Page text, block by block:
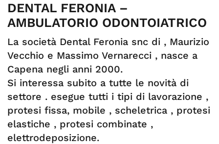
DENTAL FERONIA –
AMBULATORIO ODONTOIATRICO
La società Dental Feronia snc di , Maurizio
Vecchio e Massimo Vernarecci , nasce a
Capena negli anni 2000.
Si interessa subito a tutte le novità di
settore . esegue tutti i tipi di lavorazione ,
protesi fissa, mobile , scheletrica , protesi
elastiche , protesi combinate ,
elettrodeposizione.